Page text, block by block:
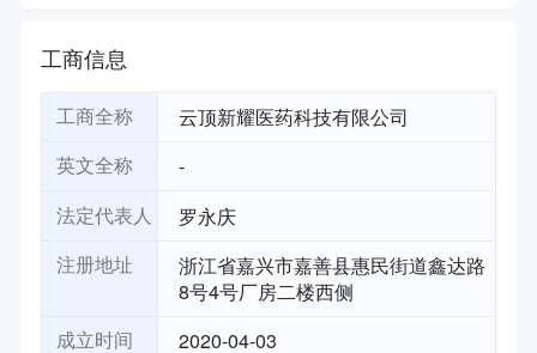
工商信息
工商全称 云顶新耀医药科技有限公司
英文全称 -
法定代表人 罗永庆
注册地址
浙江省嘉兴市嘉善县惠民街道鑫达路
8号4号厂房二楼西侧
成立时间 2020-04-03